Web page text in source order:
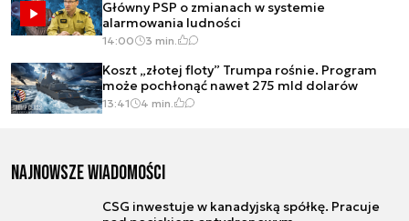
Główny PSP o zmianach w systemie
alarmowania ludności
14:00 3 min.
Koszt „złotej floty” Trumpa rośnie. Program
może pochłonąć nawet 275 mld dolarów
13:41 4 min.
Najnowsze wiadomości
CSG inwestuje w kanadyjską spółkę. Pracuje